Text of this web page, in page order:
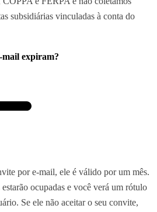
subsidiárias vinculadas à conta do
mail expiram?
por e-mail, ele é válido por um mês.
estarão ocupadas e você verá um rótulo
Se ele não aceitar o seu convite,